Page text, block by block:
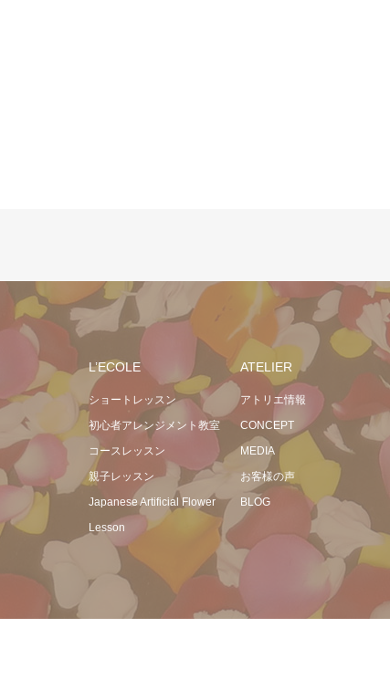
L’ECOLE
ショートレッスン
初心者アレンジメント教室
コースレッスン
親子レッスン
Japanese Artificial Flower
Lesson
ATELIER
アトリエ情報
CONCEPT
MEDIA
お客様の声
BLOG